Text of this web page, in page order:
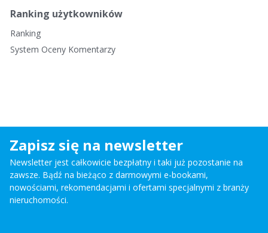
Ranking użytkowników
Ranking
System Oceny Komentarzy
Zapisz się na newsletter
Newsletter jest całkowicie bezpłatny i taki już pozostanie na
zawsze. Bądź na bieżąco z darmowymi e-bookami,
nowościami, rekomendacjami i ofertami specjalnymi z branży
nieruchomości.